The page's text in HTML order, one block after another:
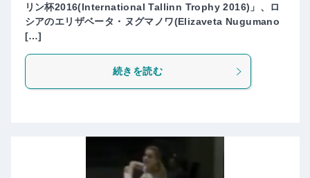
リン杯2016(International Tallinn Trophy 2016)」、ロ
シアのエリザベータ・ヌグマノワ(Elizaveta Nugumano
[…]
続きを読む